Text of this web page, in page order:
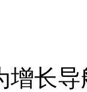
增长导